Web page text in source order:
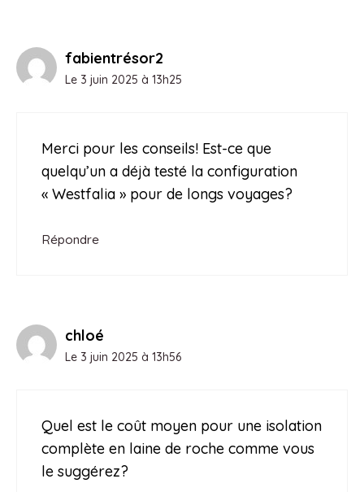
fabientrésor2
Le 3 juin 2025 à 13h25
Merci pour les conseils! Est-ce que
quelqu’un a déjà testé la configuration
« Westfalia » pour de longs voyages?
Répondre
chloé
Le 3 juin 2025 à 13h56
Quel est le coût moyen pour une isolation
complète en laine de roche comme vous
le suggérez?